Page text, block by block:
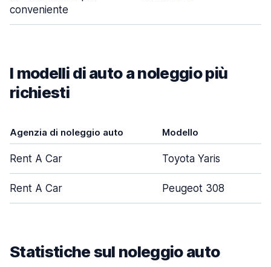
conveniente
I modelli di auto a noleggio più
richiesti
Agenzia di noleggio auto Modello
Rent A Car Toyota Yaris
Rent A Car Peugeot 308
Statistiche sul noleggio auto